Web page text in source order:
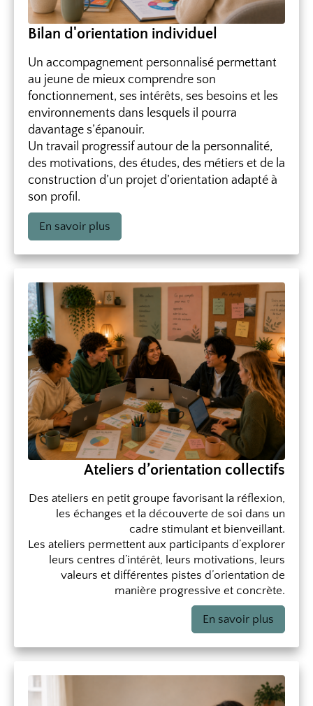
Bilan d'orientation individuel
Un accompagnement personnalisé permettant
au jeune de mieux comprendre son
fonctionnement, ses intérêts, ses besoins et les
environnements dans lesquels il pourra
davantage s’épanouir.
Un travail progressif autour de la personnalité,
des motivations, des études, des métiers et de la
construction d’un projet d’orientation adapté à
son profil.
En savoir plus
Ateliers d’orientation collectifs
Des ateliers en petit groupe favorisant la réflexion,
les échanges et la découverte de soi dans un
cadre stimulant et bienveillant.
Les ateliers permettent aux participants d’explorer
leurs centres d’intérêt, leurs motivations, leurs
valeurs et différentes pistes d’orientation de
manière progressive et concrète.
En savoir plus